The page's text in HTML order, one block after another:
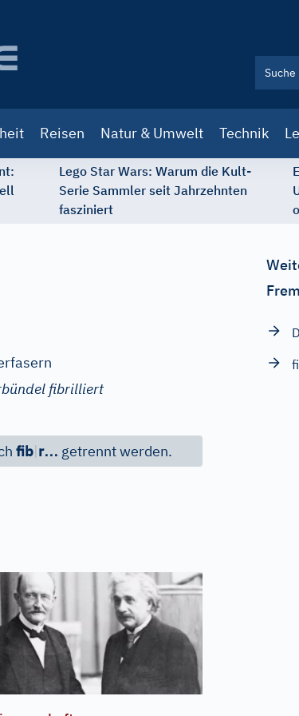
Reisen Natur & Umwelt Technik
Lego Star Wars: Warum die Kult-
Serie Sammler seit Jahrzehnten
fasziniert
fibrilliert
fib|r… getrennt werden.